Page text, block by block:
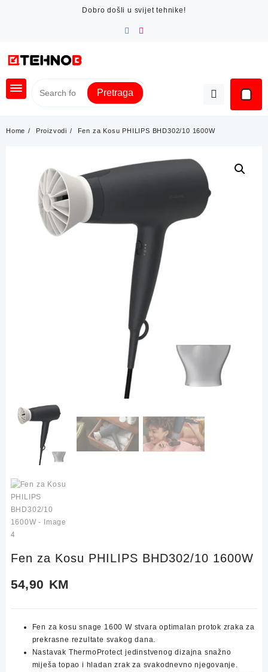
Dobro došli u svijet tehnike!
Pretraga
Home Proizvodi Fen za Kosu PHILIPS BHD302/10 1600W
Fen za Kosu PHILIPS BHD302/10 1600W
54,90 KM
Fen za kosu snage 1600 W stvara optimalan protok zraka za
prekrasne rezultate svakog dana.
Nastavak ThermoProtect jedinstvenog dizajna snažno
miješa topao i hladan zrak za svakodnevno njegovanje.